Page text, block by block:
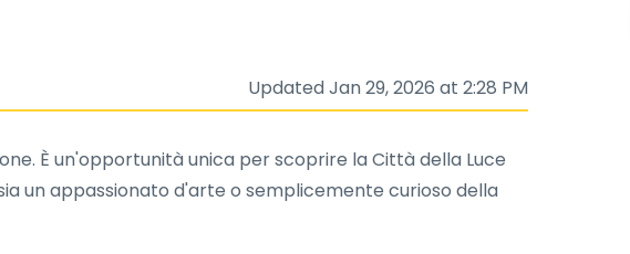
Updated Jan 29, 2026 at 2:28 PM
È un'opportunità unica per scoprire la Città della Luce
un appassionato d'arte o semplicemente curioso della